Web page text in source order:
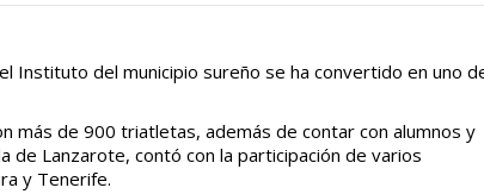
Instituto del municipio sureño se ha convertido en uno
más de 900 triatletas, además de contar con alumnos y
Lanzarote, contó con la participación de varios
y Tenerife.